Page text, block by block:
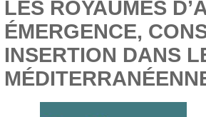
LES ROYAUMES
ÉMERGENCE,
INSERTION DANS